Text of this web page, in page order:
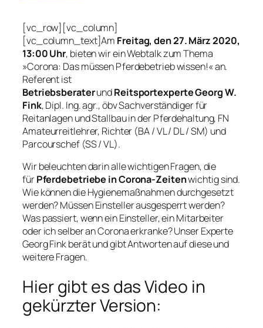
[vc_row][vc_column]
[vc_column_text]Am Freitag, den 27. März 2020,
13:00 Uhr, bieten wir ein Webtalk zum Thema
»Corona: Das müssen Pferdebetrieb wissen!« an.
Referent ist
BetriebsberaterundReitsportexperte Georg W.
Fink, Dipl. Ing. agr., öbv Sachverständiger für
Reitanlagen und Stallbau in der Pferdehaltung, FN
Amateurreitlehrer, Richter (BA / VL / DL / SM) und
Parcourschef (SS / VL).
Wir beleuchten darin alle wichtigen Fragen, die
fürPferdebetriebe in Corona-Zeitenwichtig sind.
Wie können die Hygienemaßnahmen durchgesetzt
werden? Müssen Einsteller ausgesperrt werden?
Was passiert, wenn ein Einsteller, ein Mitarbeiter
oder ich selber an Corona erkranke? Unser Experte
Georg Fink berät und gibt Antworten auf diese und
weitere Fragen.
Hier gibt es das Video in
gekürzter Version: